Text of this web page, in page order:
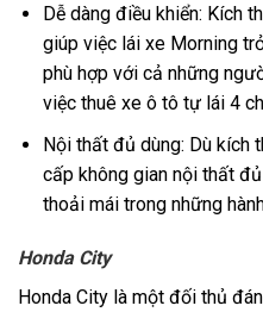
Dễ dàng điều khiển: Kích
giúp việc lái xe Morning
phù hợp với cả những
việc thuê xe ô tô tự lái 4
Nội thất đủ dùng: Dù kích
cấp không gian nội thất
thoải mái trong những
Honda City
Honda City là một đối thủ